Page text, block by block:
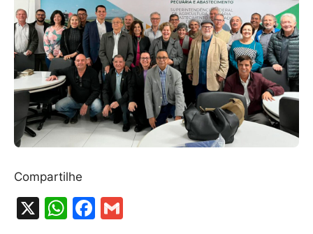
Compartilhe
X
W F